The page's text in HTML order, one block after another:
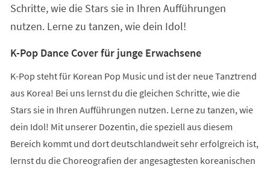
Schritte, wie die Stars sie in Ihren Aufführungen
nutzen. Lerne zu tanzen, wie dein Idol!
K-Pop Dance Cover für junge Erwachsene
K-Pop steht für Korean Pop Music und ist der neue Tanztrend
aus Korea! Bei uns lernst du die gleichen Schritte, wie die
Stars sie in Ihren Aufführungen nutzen. Lerne zu tanzen, wie
dein Idol! Mit unserer Dozentin, die speziell aus diesem
Bereich kommt und dort deutschlandweit sehr erfolgreich ist,
lernst du die Choreografien der angesagtesten koreanischen